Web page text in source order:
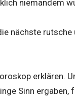
niemandem
nächste
erklären.
Sinn ergaben,